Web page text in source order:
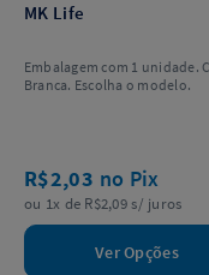
MK Life
Embalagem com 1 unidade.
Branca. Escolha o modelo.
R$2,03 no Pix
ou 1x de R$2,09 s/ juros
Ver Opções